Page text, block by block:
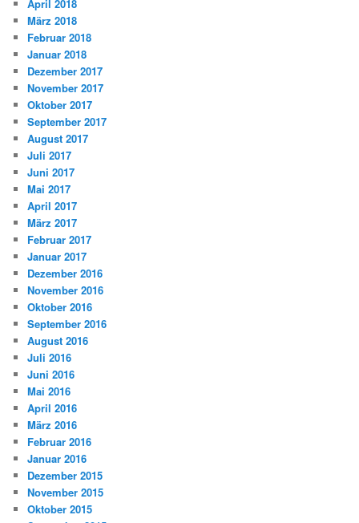
April 2018
März 2018
Februar 2018
Januar 2018
Dezember 2017
November 2017
Oktober 2017
September 2017
August 2017
Juli 2017
Juni 2017
Mai 2017
April 2017
März 2017
Februar 2017
Januar 2017
Dezember 2016
November 2016
Oktober 2016
September 2016
August 2016
Juli 2016
Juni 2016
Mai 2016
April 2016
März 2016
Februar 2016
Januar 2016
Dezember 2015
November 2015
Oktober 2015